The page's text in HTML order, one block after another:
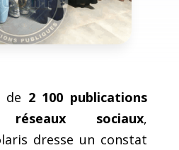
de 2 100 publications
sociaux,
dresse un constat